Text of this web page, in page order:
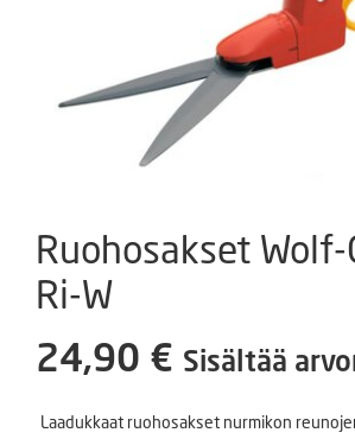
Ruohosakset
Ri-W
24,90 € Sisältää
Laadukkaat ruohosakset nurmikon